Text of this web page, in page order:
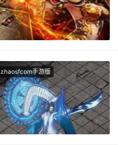
zhaosfcom手游版